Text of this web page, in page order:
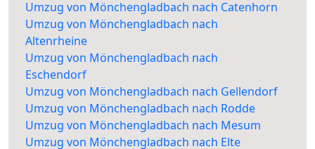
Umzug von Mönchengladbach nach Catenhorn
Umzug von Mönchengladbach nach
Altenrheine
Umzug von Mönchengladbach nach
Eschendorf
Umzug von Mönchengladbach nach Gellendorf
Umzug von Mönchengladbach nach Rodde
Umzug von Mönchengladbach nach Mesum
Umzug von Mönchengladbach nach Elte